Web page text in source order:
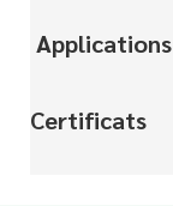
Applications
Certificats